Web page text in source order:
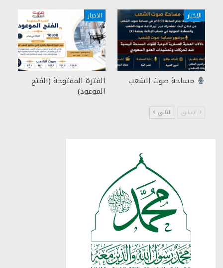
الاخبار
مساحة صوت الشعب
الاخبار
الفترة المفتوحة (الفتح
الموعود)
السابق التالي